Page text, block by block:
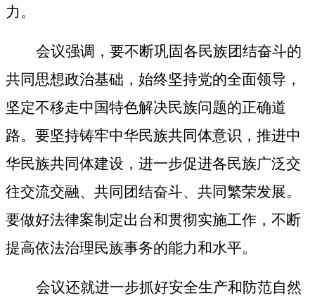
力。
会议强调，要不断巩固各民族团结奋斗的
共同思想政治基础，始终坚持党的全面领导，
坚定不移走中国特色解决民族问题的正确道
路。要坚持铸牢中华民族共同体意识，推进中
华民族共同体建设，进一步促进各民族广泛交
往交流交融、共同团结奋斗、共同繁荣发展。
要做好法律案制定出台和贯彻实施工作，不断
提高依法治理民族事务的能力和水平。
会议还就进一步抓好安全生产和防范自然